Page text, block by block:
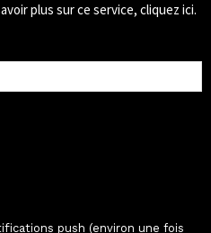
plus sur ce service, cliquez ici.
push (environ une fois